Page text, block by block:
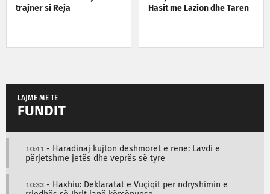
Hasit me Lazion dhe Taren
trajner si Reja
LAJME MË TË
FUNDIT
10:41 - Haradinaj kujton dëshmorët e rënë: Lavdi e
përjetshme jetës dhe veprës së tyre
10:33 - Haxhiu: Deklaratat e Vuçiqit për ndryshimin e